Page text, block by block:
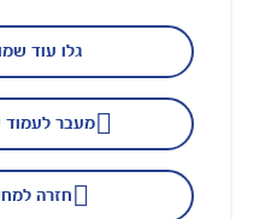
מעבר לעמוד
חזרה
גלו עוד